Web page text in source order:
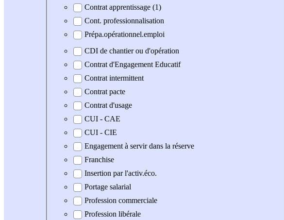
Contrat apprentissage (1)
Cont. professionnalisation
Prépa.opérationnel.emploi
CDI de chantier ou d'opération
Contrat d'Engagement Educatif
Contrat intermittent
Contrat pacte
Contrat d'usage
CUI - CAE
CUI - CIE
Engagement à servir dans la réserve
Franchise
Insertion par l'activ.éco.
Portage salarial
Profession commerciale
Profession libérale